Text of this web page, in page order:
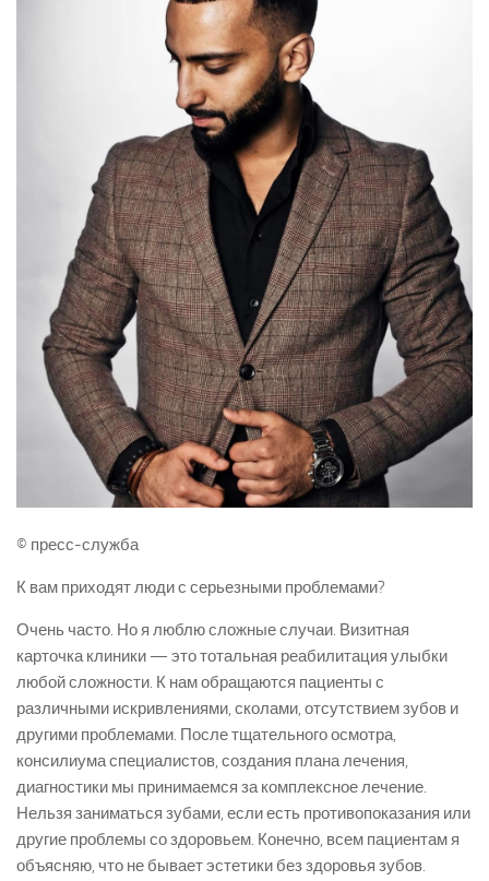
© пресс-служба
К вам приходят люди с серьезными проблемами?
Очень часто. Но я люблю сложные случаи. Визитная
карточка клиники — это тотальная реабилитация улыбки
любой сложности. К нам обращаются пациенты с
различными искривлениями, сколами, отсутствием зубов и
другими проблемами. После тщательного осмотра,
консилиума специалистов, создания плана лечения,
диагностики мы принимаемся за комплексное лечение.
Нельзя заниматься зубами, если есть противопоказания или
другие проблемы со здоровьем. Конечно, всем пациентам я
объясняю, что не бывает эстетики без здоровья зубов.